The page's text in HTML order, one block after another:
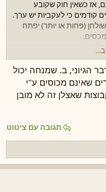
אז כשאין חוק שקובע
קודמים כי לעקביות יש ערך.
(פחות או יותר) יפתח
העוג
לא נוחים לשולחן (אני
הגיוני, ב. שמנחה יכול
שאינם מכוסים ע"י
שאצלן זה לא מובן
תגובה עם ציטוט